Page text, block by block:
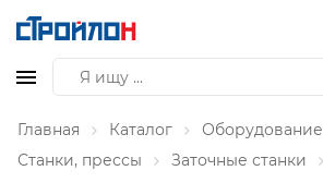
Главная Каталог
Оборудование
Станки, прессы
Заточные станки